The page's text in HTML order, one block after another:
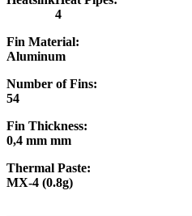
4
Fin Material:
Aluminum
Number of Fins:
54
Fin Thickness:
0,4 mm mm
Thermal Paste:
MX-4 (0.8g)